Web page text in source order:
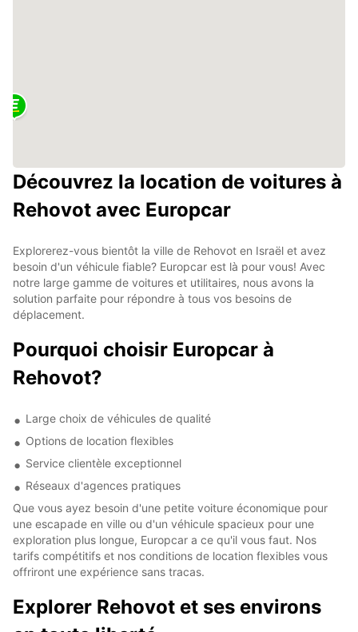
Découvrez la location de voitures à
Rehovot avec Europcar
Explorerez-vous bientôt la ville de Rehovot en Israël et avez
besoin d'un véhicule fiable? Europcar est là pour vous! Avec
notre large gamme de voitures et utilitaires, nous avons la
solution parfaite pour répondre à tous vos besoins de
déplacement.
Pourquoi choisir Europcar à
Rehovot?
Large choix de véhicules de qualité
Options de location flexibles
Service clientèle exceptionnel
Réseaux d'agences pratiques
Que vous ayez besoin d'une petite voiture économique pour
une escapade en ville ou d'un véhicule spacieux pour une
exploration plus longue, Europcar a ce qu'il vous faut. Nos
tarifs compétitifs et nos conditions de location flexibles vous
offriront une expérience sans tracas.
Explorer Rehovot et ses environs